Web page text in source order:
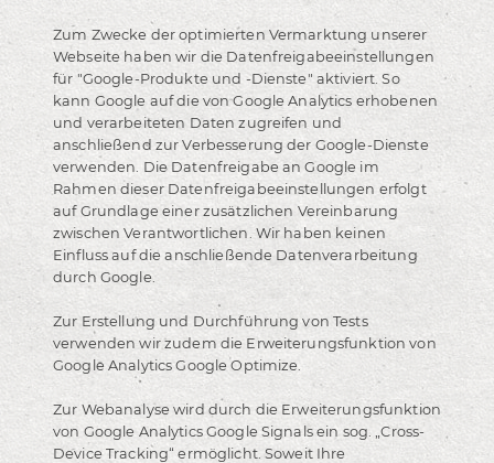
Zum Zwecke der optimierten Vermarktung unserer
Webseite haben wir die Datenfreigabeeinstellungen
für "Google-Produkte und -Dienste" aktiviert. So
kann Google auf die von Google Analytics erhobenen
und verarbeiteten Daten zugreifen und
anschließend zur Verbesserung der Google-Dienste
verwenden. Die Datenfreigabe an Google im
Rahmen dieser Datenfreigabeeinstellungen erfolgt
auf Grundlage einer zusätzlichen Vereinbarung
zwischen Verantwortlichen. Wir haben keinen
Einfluss auf die anschließende Datenverarbeitung
durch Google.
Zur Erstellung und Durchführung von Tests
verwenden wir zudem die Erweiterungsfunktion von
Google Analytics Google Optimize.
Zur Webanalyse wird durch die Erweiterungsfunktion
von Google Analytics Google Signals ein sog. „Cross-
Device Tracking“ ermöglicht. Soweit Ihre